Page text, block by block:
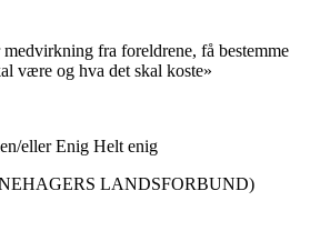
medvirkning fra foreldrene, få bestemme
være og hva det skal koste»
ellerEnig Helt enig
LANDSFORBUND)